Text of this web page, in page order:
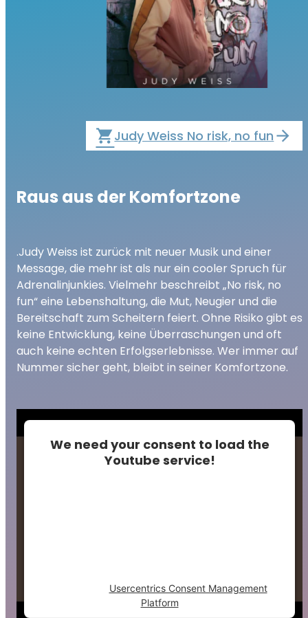
local_grocery_storeJudy Weiss No risk, no fun
Raus aus der Komfortzone
.Judy Weiss ist zurück mit neuer Musik und einer
Message, die mehr ist als nur ein cooler Spruch für
Adrenalinjunkies. Vielmehr beschreibt „No risk, no
fun“ eine Lebenshaltung, die Mut, Neugier und die
Bereitschaft zum Scheitern feiert. Ohne Risiko gibt es
keine Entwicklung, keine Überraschungen und oft
auch keine echten Erfolgserlebnisse. Wer immer auf
Nummer sicher geht, bleibt in seiner Komfortzone.
We need your consent to load the
Youtube service!
Usercentrics Consent Management
Platform